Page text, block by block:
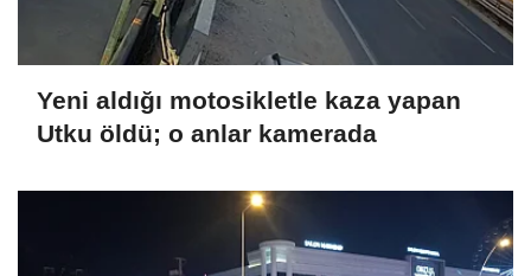
Yeni aldığı motosikletle kaza yapan
Utku öldü; o anlar kamerada